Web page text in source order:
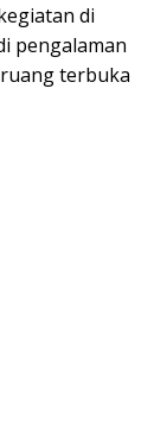
di
pengalaman
terbuka